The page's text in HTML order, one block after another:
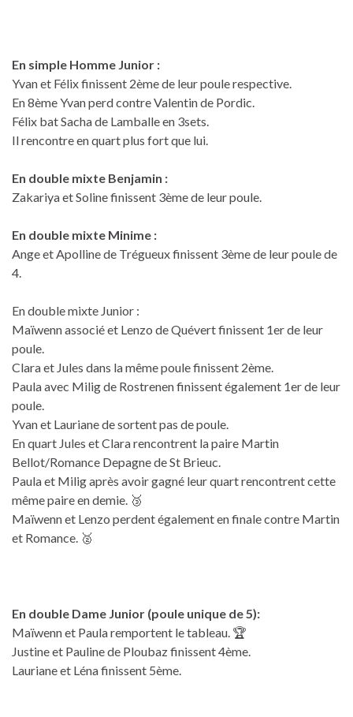
En simple Homme Junior :
Yvan et Félix finissent 2ème de leur poule respective.
En 8ème Yvan perd contre Valentin de Pordic.
Félix bat Sacha de Lamballe en 3sets.
Il rencontre en quart plus fort que lui.
En double mixte Benjamin :
Zakariya et Soline finissent 3ème de leur poule.
En double mixte Minime :
Ange et Apolline de Trégueux finissent 3ème de leur poule de
4.
En double mixte Junior :
Maïwenn associé et Lenzo de Quévert finissent 1er de leur
poule.
Clara et Jules dans la même poule finissent 2ème.
Paula avec Milig de Rostrenen finissent également 1er de leur
poule.
Yvan et Lauriane de sortent pas de poule.
En quart Jules et Clara rencontrent la paire Martin
Bellot/Romance Depagne de St Brieuc.
Paula et Milig après avoir gagné leur quart rencontrent cette
même paire en demie. 🥉
Maïwenn et Lenzo perdent également en finale contre Martin
et Romance. 🥈
En double Dame Junior (poule unique de 5):
Maïwenn et Paula remportent le tableau. 🏆
Justine et Pauline de Ploubaz finissent 4ème.
Lauriane et Léna finissent 5ème.